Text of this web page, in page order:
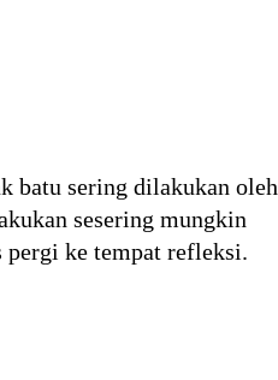
batu sering dilakukan oleh
sesering mungkin
pergi ke tempat refleksi.